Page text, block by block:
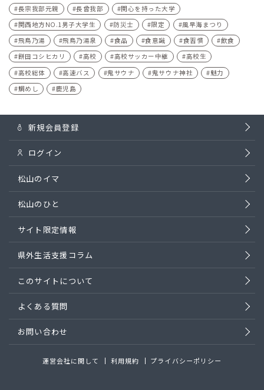
長宗我部元親
長曾我部
関心を持った大学
関西地方NO.1男子大学生
防災士 限定
風早海まつり
飛鳥乃湯
飛鳥乃湯泉 食品 食意識 食習慣
飲食
餅田コシヒカリ
高校 高校サッカー中継
高校生
高校総体
高速バス 鬼サウナ 鬼サウナ神社
魅力
鯛めし
鹿児島
新規会員登録
ログイン
松山のイマ
松山のひと
サイト限定情報
県外生活支援コラム
このサイトについて
よくある質問
お問い合わせ
運営会社に関して 利用規約 プライバシーポリシー